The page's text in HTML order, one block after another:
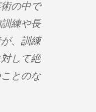
の中で
練や長
、訓練
して絶
とのな